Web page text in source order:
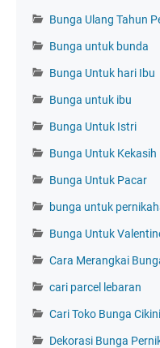
Bunga Ulang Tahun
Bunga untuk bunda
Bunga Untuk hari Ibu
Bunga untuk ibu
Bunga Untuk Istri
Bunga Untuk Kekasih
Bunga Untuk Pacar
bunga untuk
Bunga Untuk
Cara Merangkai
cari parcel lebaran
Cari Toko Bunga Cikini
Dekorasi Bunga